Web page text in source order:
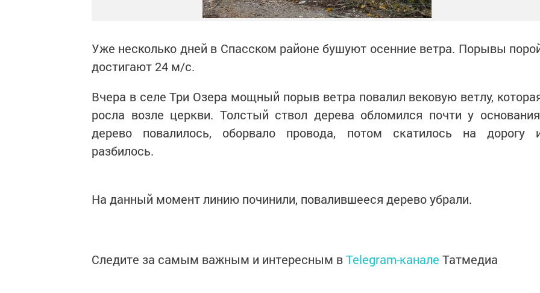
Уже несколько дней в Спасском районе бушуют осенние ветра. Порывы
достигают 24 м/с.
Вчера в селе Три Озера мощный порыв ветра повалил вековую ветлу,
росла возле церкви. Толстый ствол дерева обломился почти у
дерево повалилось, оборвало провода, потом скатилось на дорогу
разбилось.
На данный момент линию починили, повалившееся дерево убрали.
Следите за самым важным и интересным вTelegram-канале Татмедиа